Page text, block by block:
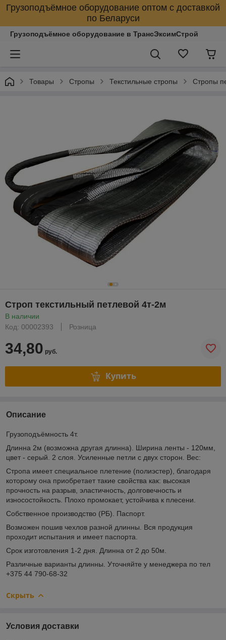
Грузоподъёмное оборудование оптом с доставкой
по Беларуси
Грузоподъёмное оборудование в ТрансЭксимСтрой
Товары Стропы Текстильные стропы Стропы
Строп текстильный петлевой 4т-2м
В наличии
Код: 00002393
Розница
34,80 руб.
Купить
Описание
Грузоподъёмность 4т.
Длинна 2м (возможна другая длинна). Ширина ленты - 120мм,
цвет - серый. 2 слоя. Усиленные петли с двух сторон. Вес:
Стропа имеет специальное плетение (полиэстер), благодаря
которому она приобретает такие свойства как: высокая
прочность на разрыв, эластичность, долговечность и
износостойкость. Плохо промокает, устойчива к плесени.
Собственное производство (РБ). Паспорт.
Возможен пошив чехлов разной длинны. Вся продукция
проходит испытания и имеет паспорта.
Срок изготовления 1-2 дня. Длинна от 2 до 50м.
Различные варианты длинны. Уточняйте у менеджера по тел
+375 44 790-68-32
Скрыть
Условия доставки